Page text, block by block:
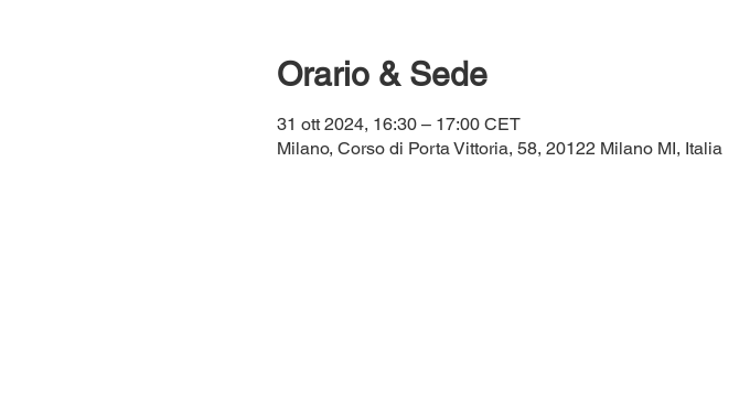
Orario & Sede
31 ott 2024, 16:30 – 17:00 CET
Milano, Corso di Porta Vittoria, 58, 20122 Milano MI, Italia